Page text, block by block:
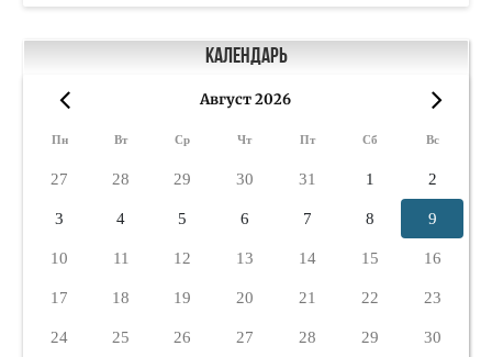
Календарь
Август 2026
Пн Вт Ср Чт Пт Сб Вс
27 28 29 30 31 1 2
3 4 5 6 7 8 9
10 11 12 13 14 15 16
17 18 19 20 21 22 23
24 25 26 27 28 29 30